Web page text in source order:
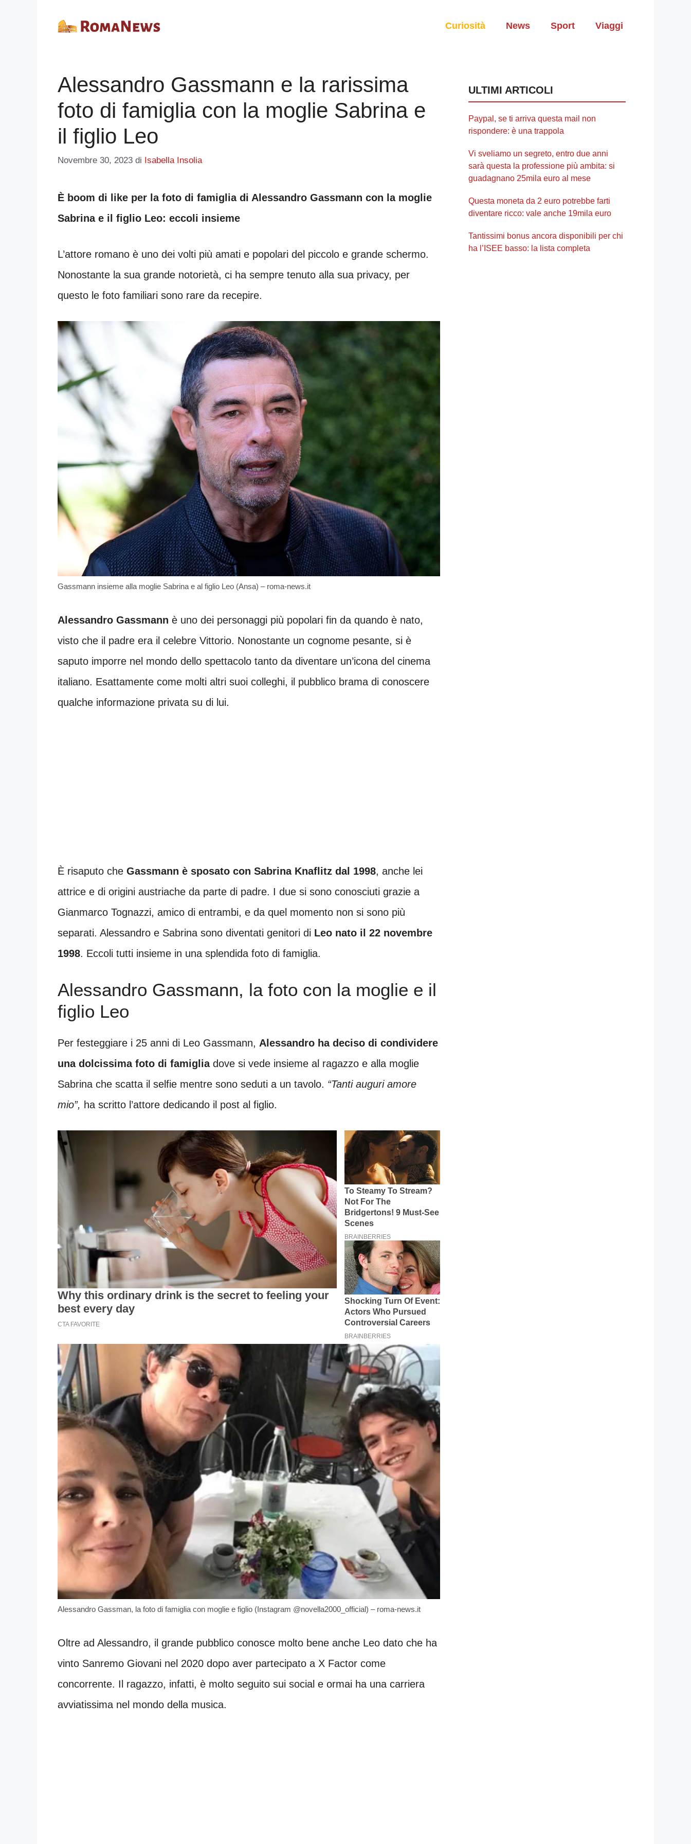
Curiosità News Sport Viaggi
Alessandro Gassmann e la rarissima
foto di famiglia con la moglie Sabrina e
il figlio Leo
Novembre 30, 2023 di Isabella Insolia
È boom di like per la foto di famiglia di Alessandro Gassmann con la moglie
Sabrina e il figlio Leo: eccoli insieme
L’attore romano è uno dei volti più amati e popolari del piccolo e grande schermo.
Nonostante la sua grande notorietà, ci ha sempre tenuto alla sua privacy, per
questo le foto familiari sono rare da recepire.
Gassmann insieme alla moglie Sabrina e al figlio Leo (Ansa) – roma-news.it
Alessandro Gassmann è uno dei personaggi più popolari fin da quando è nato,
visto che il padre era il celebre Vittorio. Nonostante un cognome pesante, si è
saputo imporre nel mondo dello spettacolo tanto da diventare un’icona del cinema
italiano. Esattamente come molti altri suoi colleghi, il pubblico brama di conoscere
qualche informazione privata su di lui.
È risaputo che Gassmann è sposato con Sabrina Knaflitz dal 1998, anche lei
attrice e di origini austriache da parte di padre. I due si sono conosciuti grazie a
Gianmarco Tognazzi, amico di entrambi, e da quel momento non si sono più
separati. Alessandro e Sabrina sono diventati genitori di Leo nato il 22 novembre
1998. Eccoli tutti insieme in una splendida foto di famiglia.
Alessandro Gassmann, la foto con la moglie e il
figlio Leo
Per festeggiare i 25 anni di Leo Gassmann, Alessandro ha deciso di condividere
una dolcissima foto di famigliadove si vede insieme al ragazzo e alla moglie
Sabrina che scatta il selfie mentre sono seduti a un tavolo. “Tanti auguri amore
mio”, ha scritto l’attore dedicando il post al figlio.
Alessandro Gassman, la foto di famiglia con moglie e figlio (Instagram @novella2000_official) – roma-news.it
Oltre ad Alessandro, il grande pubblico conosce molto bene anche Leo dato che ha
vinto Sanremo Giovani nel 2020 dopo aver partecipato a X Factor come
concorrente. Il ragazzo, infatti, è molto seguito sui social e ormai ha una carriera
avviatissima nel mondo della musica.
ULTIMI ARTICOLI
Paypal, se ti arriva questa mail non
rispondere: è una trappola
Vi sveliamo un segreto, entro due anni
sarà questa la professione più ambita: si
guadagnano 25mila euro al mese
Questa moneta da 2 euro potrebbe farti
diventare ricco: vale anche 19mila euro
Tantissimi bonus ancora disponibili per chi
ha l’ISEE basso: la lista completa